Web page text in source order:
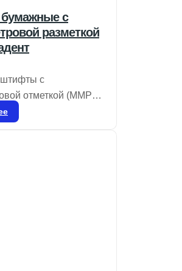
с
разметкой
с
отметкой (MMPP)
для